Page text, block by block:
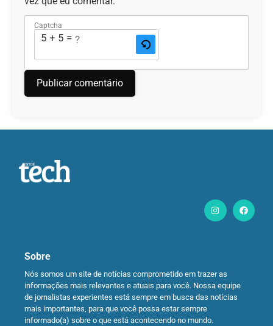
Captcha
5 + 5 = ?
Sobre
Nós somos um site de notícias comprometido em trazer as
informações mais relevantes e atuais para você. Nossa equipe
de jornalistas experientes está sempre em busca das notícias
mais importantes, para que você possa estar sempre
informado(a) sobre o que está acontecendo no mundo.